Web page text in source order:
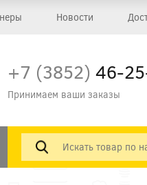
Новости
+7 (3852) 46-
Принимаем ваши заказы